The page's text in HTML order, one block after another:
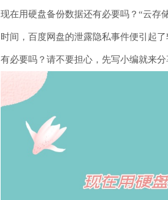
现在用硬盘备份数据还有必要吗？“云存
时间，百度网盘的泄露隐私事件便引起
有必要吗？请不要担心，先写小编就来